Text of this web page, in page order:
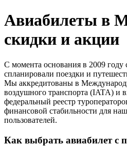
Авиабилеты в
скидки и акции
С момента основания в 2009
спланировали поездки и
Мы аккредитованы в
воздушного транспорта (IATA) и
федеральный реестр
финансовой стабильности для
пользователей.
Как выбрать авиабилет с